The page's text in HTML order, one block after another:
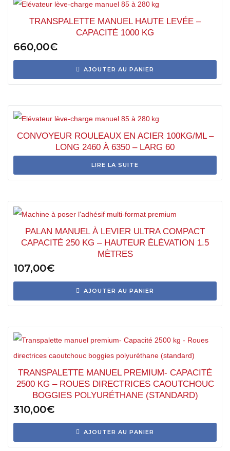
TRANSPALETTE MANUEL HAUTE LEVÉE –
CAPACITÉ 1000 KG
660,00€
AJOUTER AU PANIER
CONVOYEUR ROULEAUX EN ACIER 100KG/ML –
LONG 2460 À 6350 – LARG 60
LIRE LA SUITE
PALAN MANUEL À LEVIER ULTRA COMPACT
CAPACITÉ 250 KG – HAUTEUR ÉLÉVATION 1.5
MÈTRES
107,00€
AJOUTER AU PANIER
TRANSPALETTE MANUEL PREMIUM- CAPACITÉ
2500 KG – ROUES DIRECTRICES CAOUTCHOUC
BOGGIES POLYURÉTHANE (STANDARD)
310,00€
AJOUTER AU PANIER